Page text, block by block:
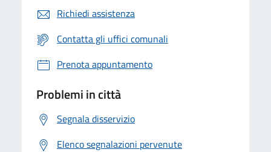
Richiedi assistenza
Contatta gli uffici comunali
Prenota appuntamento
Problemi in città
Segnala disservizio
Elenco segnalazioni pervenute